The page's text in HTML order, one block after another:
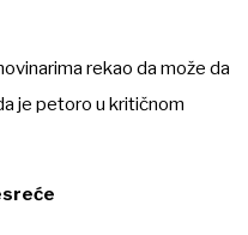
rekao da može da
je petoro u kritičnom